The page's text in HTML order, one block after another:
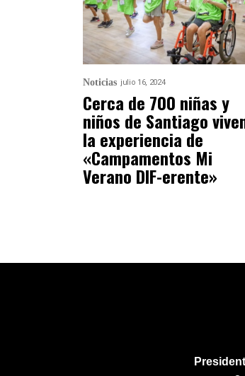
Noticias julio 16, 2024
Cerca de 700 niñas y
niños de Santiago
la experiencia de
«Campamentos Mi
Verano DIF-erente»